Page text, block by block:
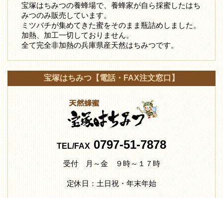
宝塚はちみつの養蜂場で、養蜂家が自ら採蜜したはち
みつのみ販売しています。
ミツバチが集めてきた蜜をそのまま瓶詰めしました。
加熱、加工一切しておりません。
全て完全非加熱の兵庫県産天然はちみつです。
宝塚はちみつ【電話・FAX注文窓口】
TEL/FAX0797-51-7878
受付 月～金 ９時～１７時
定休日：土日祝・年末年始